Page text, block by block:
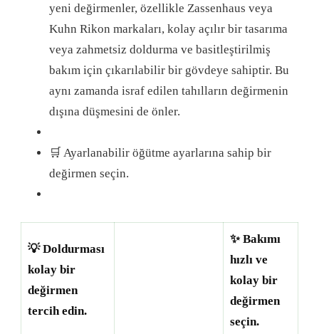
yeni değirmenler, özellikle Zassenhaus veya
Kuhn Rikon markaları, kolay açılır bir tasarıma
veya zahmetsiz doldurma ve basitleştirilmiş
bakım için çıkarılabilir bir gövdeye sahiptir. Bu
aynı zamanda israf edilen tahılların değirmenin
dışına düşmesini de önler.
🛒 Ayarlanabilir öğütme ayarlarına sahip bir
değirmen seçin.
💡 Doldurması
kolay bir
değirmen
tercih edin.
✨ Bakımı
hızlı ve
kolay bir
değirmen
seçin.